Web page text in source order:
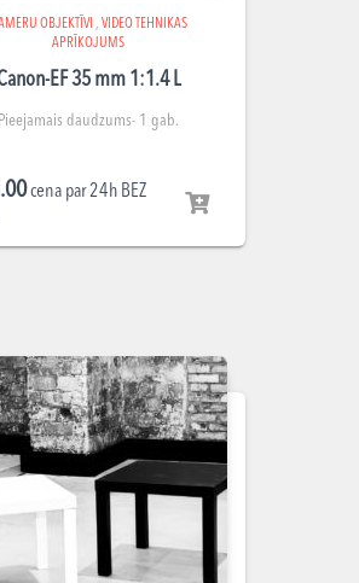
OBJEKTĪVI , VIDEO TEHNIKAS
APRĪKOJUMS
EF 35 mm 1:1.4 L
Pieejamais daudzums- 1 gab.
cena par 24h BEZ